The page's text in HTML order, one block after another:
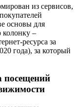
из сервисов,
основы для
колонку –
ресурса за
года), за который
посещений